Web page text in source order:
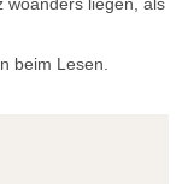
beim Lesen.